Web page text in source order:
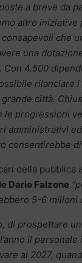
a breve da
altre iniziative
che
una
Con 4.500
rilanciare
città.
le progressioni
amministrativi
consentirebbe
della pubblica
Dario Falzone
5-6 milioni
di prospettare
il personale
al 2027,